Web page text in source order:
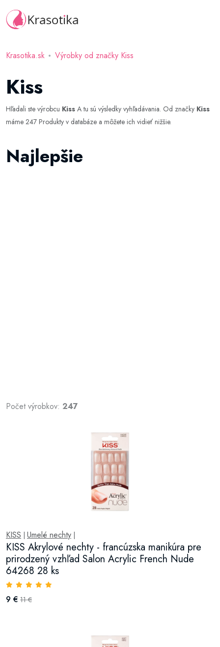
Krasotika.sk Výrobky od značky Kiss
Kiss
Hľadali ste výrobcu Kiss A tu sú výsledky vyhľadávania. Od značky Kiss
máme 247 Produkty v databáze a môžete ich vidieť nižšie.
Najlepšie
Počet výrobkov: 247
KISS Umelé nechty
KISS Akrylové nechty - francúzska manikúra pre
prirodzený vzhľad Salon Acrylic French Nude
64268 28 ks
9 € 11 €